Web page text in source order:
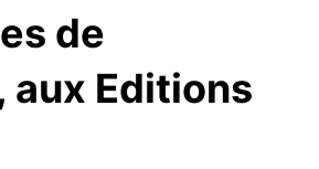
de
aux Editions